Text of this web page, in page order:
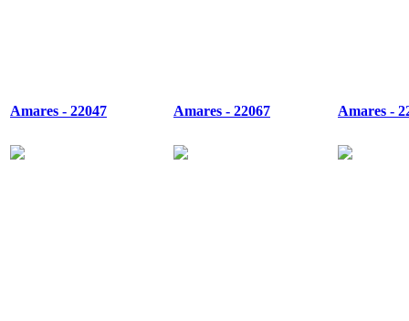
Amares - 22047 Amares - 22067 Amares -